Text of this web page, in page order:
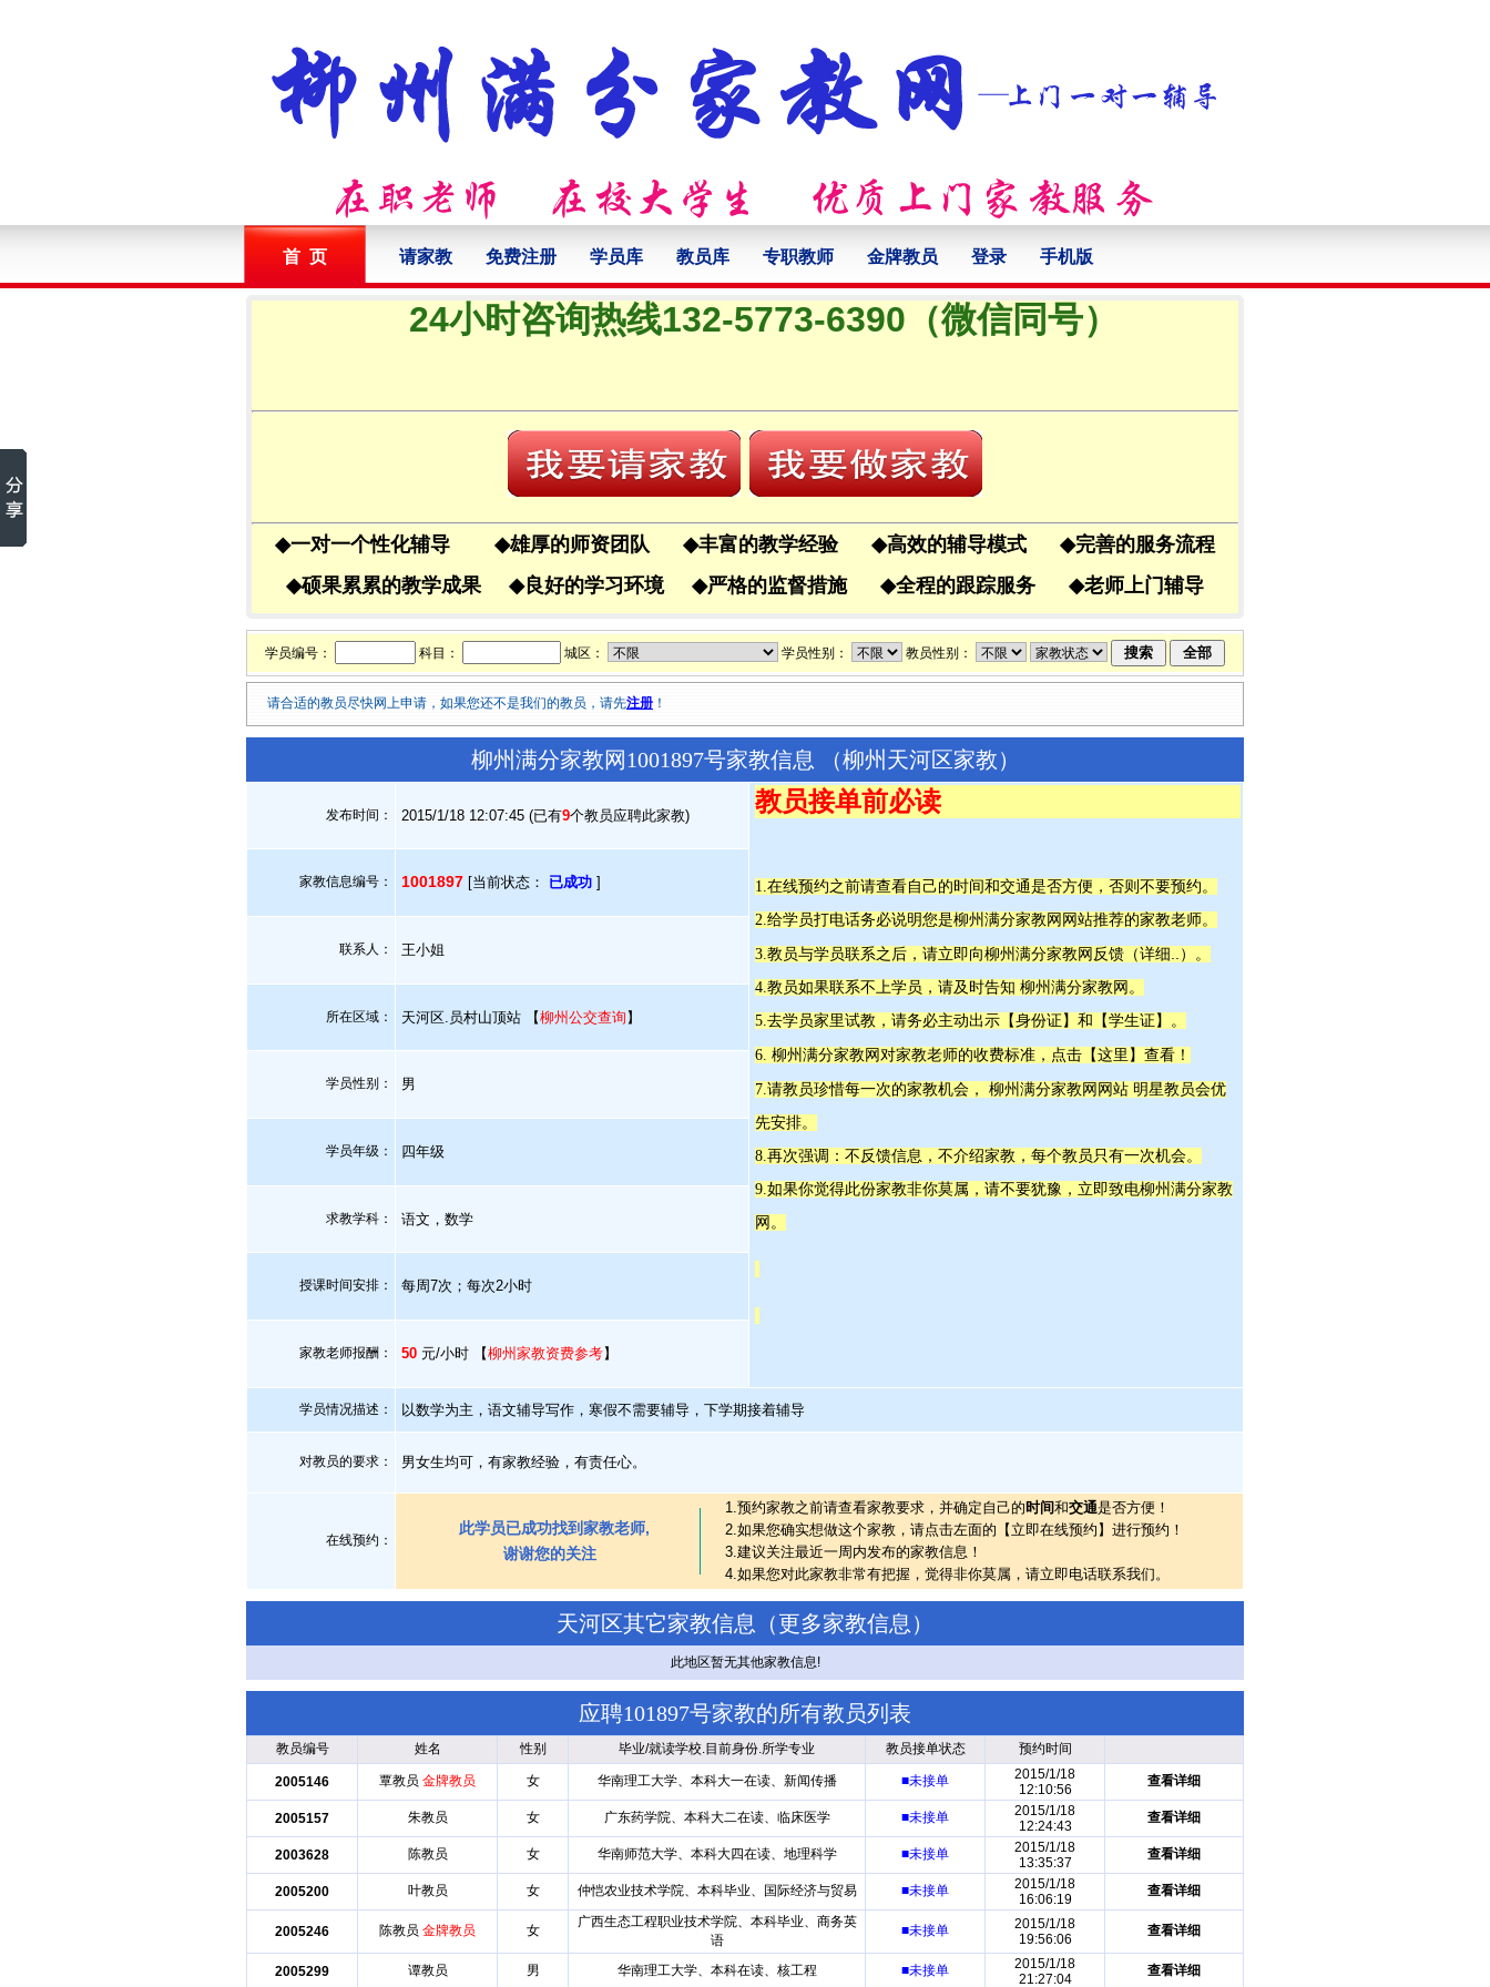
首 页 请家教 免费注册 学员库 教员库 专职教师 金牌教员 登录 手机版
24小时咨询热线132-5773-6390（微信同号）
◆一对一个性化辅导 ◆雄厚的师资团队 ◆丰富的教学经验 ◆高效的辅导模式 ◆完善的服务流程
◆硕果累累的教学成果 ◆良好的学习环境 ◆严格的监督措施 ◆全程的跟踪服务 ◆老师上门辅导
学员编号： 科目： 城区： 学员性别： 教员性别：
请合适的教员尽快网上申请，如果您还不是我们的教员，请先注册 ！
柳州满分家教网1001897号家教信息 （柳州天河区家教）
发布时间： 2015/1/18 12:07:45 (已有9个教员应聘此家教) 教员接单前必读
1.在线预约之前请查看自己的时间和交通是否方便，否则不要预约。
2.给学员打电话务必说明您是柳州满分家教网网站推荐的家教老师。
3.教员与学员联系之后，请立即向柳州满分家教网反馈（详细..
）。
4.教员如果联系不上学员，请及时告知 柳州满分家教网。
5.去学员家里试教，请务必主动出示【身份证】和【学生证】。
6. 柳州满分家教网对家教老师的收费标准，点击【这里 】查看！
7.请教员珍惜每一次的家教机会， 柳州满分家教网网站 明星教员会优
先安排。
8.再次强调：不反馈信息，不介绍家教，每个教员只有一次机会。
9.如果你觉得此份家教非你莫属，请不要犹豫，立即致电柳州满分家教
网。
家教信息编号： 1001897 [当前状态： 已成功 ]
联系人： 王小姐
所在区域： 天河区.员村山顶站 【柳州公交查询 】
学员性别： 男
学员年级： 四年级
求教学科： 语文，数学
授课时间安排： 每周7次；每次2小时
家教老师报酬： 50 元/小时 【柳州家教资费参考】
学员情况描述： 以数学为主，语文辅导写作，寒假不需要辅导，下学期接着辅导
对教员的要求： 男女生均可，有家教经验，有责任心。
在线预约：
此学员已成功找到家教老师,
谢谢您的关注
1.预约家教之前请查看家教要求，并确定自己的时间和交通是否方便！
2.如果您确实想做这个家教，请点击左面的【立即在线预约】进行预约！
3.建议关注最近一周内发布的家教信息！
4.如果您对此家教非常有把握，觉得非你莫属，请立即电话联系我们。
天河区其它家教信息（更多家教信息 ）
此地区暂无其他家教信息!
应聘101897号家教的所有教员列表
教员编号 姓名 性别 毕业/就读学校.目前身份.所学专业 教员接单状态 预约时间
2005146 覃教员 金牌教员 女 华南理工大学、本科大一在读、新闻传播 ■未接单
2015/1/18
12:10:56
查看详细
2005157 朱教员 女 广东药学院、本科大二在读、临床医学 ■未接单
2015/1/18
12:24:43
查看详细
2003628 陈教员 女 华南师范大学、本科大四在读、地理科学 ■未接单
2015/1/18
13:35:37
查看详细
2005200 叶教员 女 仲恺农业技术学院、本科毕业、国际经济与贸易 ■未接单
2015/1/18
16:06:19
查看详细
2005246 陈教员 金牌教员 女
广西生态工程职业技术学院、本科毕业、商务英
语
■未接单
2015/1/18
19:56:06
查看详细
2005299 谭教员 男 华南理工大学、本科在读、核工程 ■未接单
2015/1/18
21:27:04
查看详细